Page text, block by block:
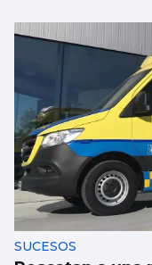
Albanta, cocina
leña
SUCESOS